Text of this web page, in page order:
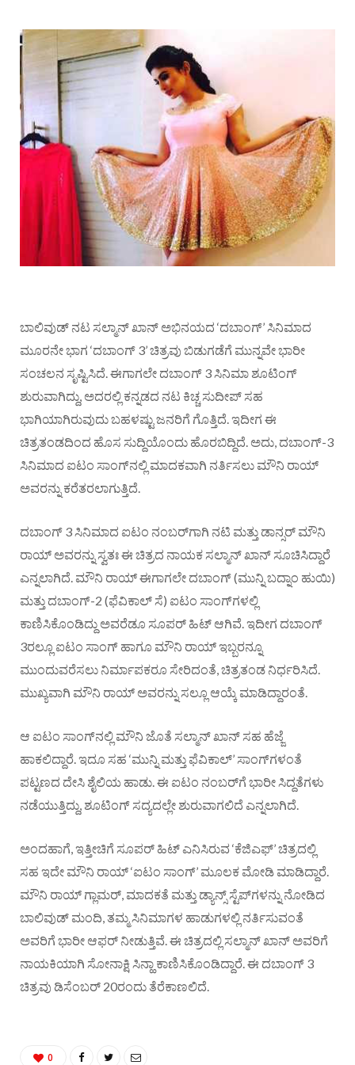
ಬಾಲಿವುಡ್ ನಟ ಸಲ್ಮಾನ್ ಖಾನ್ ಅಭಿನಯದ ‘ದಬಾಂಗ್’ ಸಿನಿಮಾದ
ಮೂರನೇ ಭಾಗ ‘ದಬಾಂಗ್ 3’ ಚಿತ್ರವು ಬಿಡುಗಡೆಗೆ ಮುನ್ನವೇ ಭಾರೀ
ಸಂಚಲನ ಸೃಷ್ಟಿಸಿದೆ. ಈಗಾಗಲೇ ದಬಾಂಗ್ 3 ಸಿನಿಮಾ ಶೂಟಿಂಗ್
ಶುರುವಾಗಿದ್ದು, ಅದರಲ್ಲಿ ಕನ್ನಡದ ನಟ ಕಿಚ್ಚ ಸುದೀಪ್ ಸಹ
ಭಾಗಿಯಾಗಿರುವುದು ಬಹಳಷ್ಟು ಜನರಿಗೆ ಗೊತ್ತಿದೆ. ಇದೀಗ ಈ
ಚಿತ್ರತಂಡದಿಂದ ಹೊಸ ಸುದ್ದಿಯೊಂದು ಹೊರಬಿದ್ದಿದೆ. ಅದು, ದಬಾಂಗ್-3
ಸಿನಿಮಾದ ಐಟಂ ಸಾಂಗ್‍ನಲ್ಲಿ ಮಾದಕವಾಗಿ ನರ್ತಿಸಲು ಮೌನಿ ರಾಯ್
ಅವರನ್ನು ಕರೆತರಲಾಗುತ್ತಿದೆ.
ದಬಾಂಗ್ 3 ಸಿನಿಮಾದ ಐಟಂ ನಂಬರ್‌ಗಾಗಿ ನಟಿ ಮತ್ತು ಡಾನ್ಸರ್ ಮೌನಿ
ರಾಯ್ ಅವರನ್ನು ಸ್ವತಃ ಈ ಚಿತ್ರದ ನಾಯಕ ಸಲ್ಮಾನ್ ಖಾನ್ ಸೂಚಿಸಿದ್ದಾರೆ
ಎನ್ನಲಾಗಿದೆ. ಮೌನಿ ರಾಯ್ ಈಗಾಗಲೇ ದಬಾಂಗ್ (ಮುನ್ನಿ ಬದ್ನಾಂ ಹುಯಿ)
ಮತ್ತು ದಬಾಂಗ್-2 (ಫೆವಿಕಾಲ್ ಸೆ) ಐಟಂ ಸಾಂಗ್‍ಗಳಲ್ಲಿ
ಕಾಣಿಸಿಕೊಂಡಿದ್ದು ಅವರೆಡೂ ಸೂಪರ್ ಹಿಟ್ ಆಗಿವೆ. ಇದೀಗ ದಬಾಂಗ್
3ರಲ್ಲೂ ಐಟಂ ಸಾಂಗ್ ಹಾಗೂ ಮೌನಿ ರಾಯ್ ಇಬ್ಬರನ್ನೂ
ಮುಂದುವರೆಸಲು ನಿರ್ಮಾಪಕರೂ ಸೇರಿದಂತೆ, ಚಿತ್ರತಂಡ ನಿರ್ಧರಿಸಿದೆ.
ಮುಖ್ಯವಾಗಿ ಮೌನಿ ರಾಯ್ ಅವರನ್ನು ಸಲ್ಲೂ ಆಯ್ಕೆ ಮಾಡಿದ್ದಾರಂತೆ.
ಆ ಐಟಂ ಸಾಂಗ್‌ನಲ್ಲಿ ಮೌನಿ ಜೊತೆ ಸಲ್ಮಾನ್ ಖಾನ್ ಸಹ ಹೆಜ್ಜೆ
ಹಾಕಲಿದ್ದಾರೆ. ಇದೂ ಸಹ ‘ಮುನ್ನಿ ಮತ್ತು ಫೆವಿಕಾಲ್’ ಸಾಂಗ್‍ಗಳಂತೆ
ಪಟ್ಟಣದ ದೇಸಿ ಶೈಲಿಯ ಹಾಡು. ಈ ಐಟಂ ನಂಬರ್‌ಗೆ ಭಾರೀ ಸಿದ್ದತೆಗಳು
ನಡೆಯುತ್ತಿದ್ದು, ಶೂಟಿಂಗ್ ಸದ್ಯದಲ್ಲೇ ಶುರುವಾಗಲಿದೆ ಎನ್ನಲಾಗಿದೆ.
ಅಂದಹಾಗೆ, ಇತ್ತೀಚಿಗೆ ಸೂಪರ್ ಹಿಟ್ ಎನಿಸಿರುವ ‘ಕೆಜಿಎಫ್’ ಚಿತ್ರದಲ್ಲಿ
ಸಹ ಇದೇ ಮೌನಿ ರಾಯ್ ‘ಐಟಂ ಸಾಂಗ್’ ಮೂಲಕ ಮೋಡಿ ಮಾಡಿದ್ದಾರೆ.
ಮೌನಿ ರಾಯ್‌ ಗ್ಲಾಮರ್, ಮಾದಕತೆ ಮತ್ತು ಡ್ಯಾನ್ಸ್ ಸ್ಟೆಪ್‍ಗಳನ್ನು ನೋಡಿದ
ಬಾಲಿವುಡ್ ಮಂದಿ, ತಮ್ಮ ಸಿನಿಮಾಗಳ ಹಾಡುಗಳಲ್ಲಿ ನರ್ತಿಸುವಂತೆ
ಅವರಿಗೆ ಭಾರೀ ಆಫರ್ ನೀಡುತ್ತಿವೆ. ಈ ಚಿತ್ರದಲ್ಲಿ ಸಲ್ಮಾನ್ ಖಾನ್ ಅವರಿಗೆ
ನಾಯಕಿಯಾಗಿ ಸೋನಾಕ್ಷಿ ಸಿನ್ಹಾ ಕಾಣಿಸಿಕೊಂಡಿದ್ದಾರೆ. ಈ ದಬಾಂಗ್ 3
ಚಿತ್ರವು ಡಿಸೆಂಬರ್ 20ರಂದು ತೆರೆಕಾಣಲಿದೆ.
0